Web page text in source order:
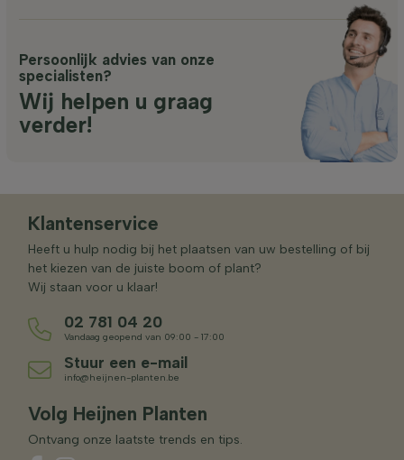
Persoonlijk advies van onze
specialisten?
Wij helpen u graag
verder!
Klantenservice
Heeft u hulp nodig bij het plaatsen van uw bestelling of bij
het kiezen van de juiste boom of plant?
Wij staan voor u klaar!
02 781 04 20
Vandaag geopend van 09:00 - 17:00
Stuur een e-mail
info@heijnen-planten.be
Volg Heijnen Planten
Ontvang onze laatste trends en tips.